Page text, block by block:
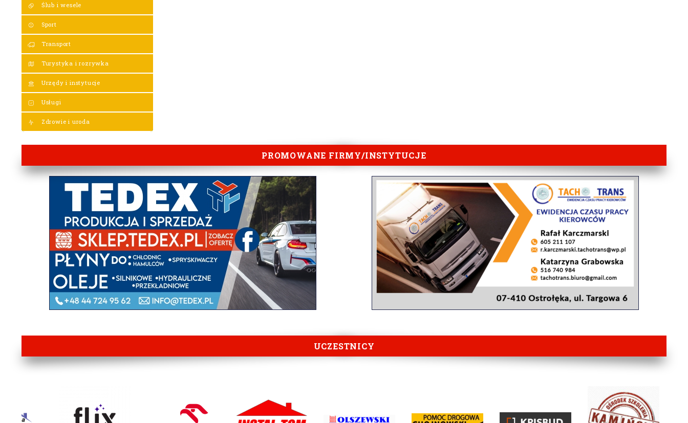
Ślub i wesele
Sport
Transport
Turystyka i rozrywka
Urzędy i instytucje
Usługi
Zdrowie i uroda
PROMOWANE FIRMY/INSTYTUCJE
UCZESTNICY